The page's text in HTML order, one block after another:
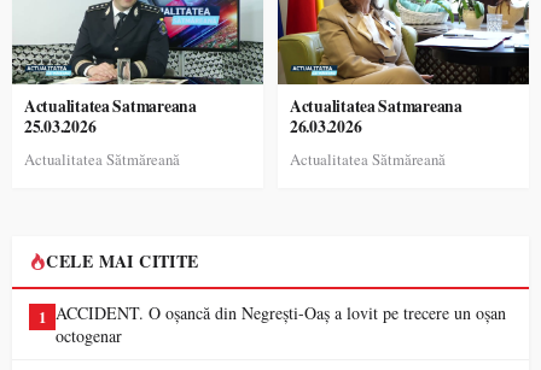
Actualitatea Satmareana
25.03.2026
Actualitatea Sătmăreană
Actualitatea Satmareana
26.03.2026
Actualitatea Sătmăreană
CELE MAI CITITE
1 ACCIDENT. O oșancă din Negrești-Oaș a lovit pe trecere un oșan
octogenar